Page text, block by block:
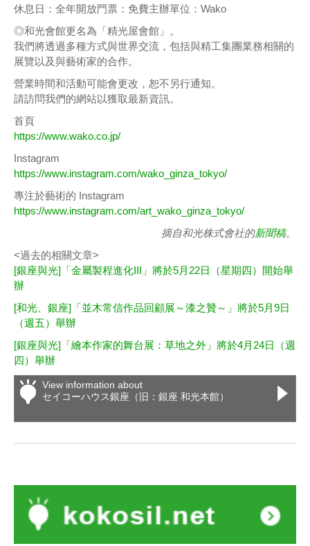
休息日：全年開放門票：免費主辦單位：Wako
◎和光會館更名為「精光屋會館」。
我們將透過多種方式與世界交流，包括與精工集團業務相關的
展覽以及與藝術家的合作。
營業時間和活動可能會更改，恕不另行通知。
請訪問我們的網站以獲取最新資訊。
首頁
https://www.wako.co.jp/
Instagram
https://www.instagram.com/wako_ginza_tokyo/
專注於藝術的 Instagram
https://www.instagram.com/art_wako_ginza_tokyo/
摘自和光株式會社的新聞稿。
<過去的相關文章>
[銀座與光]「金屬製程進化III」將於5月22日（星期四）開始舉
辦
[和光、銀座]「並木常信作品回顧展～漆之贊～」將於5月9日
（週五）舉辦
[銀座與光]「繪本作家的舞台展：草地之外」將於4月24日（週
四）舉辦
View information about
セイコーハウス銀座（旧：銀座 和光本館）